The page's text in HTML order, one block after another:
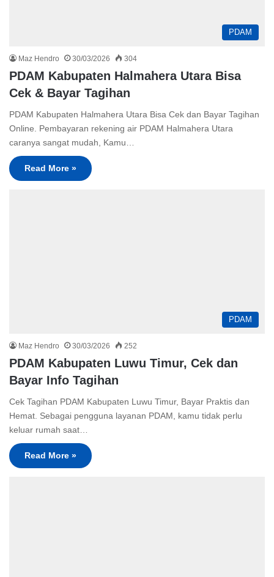
PDAM
Maz Hendro 30/03/2026 304
PDAM Kabupaten Halmahera Utara Bisa
Cek & Bayar Tagihan
PDAM Kabupaten Halmahera Utara Bisa Cek dan Bayar Tagihan
Online. Pembayaran rekening air PDAM Halmahera Utara
caranya sangat mudah, Kamu…
Read More »
PDAM
Maz Hendro 30/03/2026 252
PDAM Kabupaten Luwu Timur, Cek dan
Bayar Info Tagihan
Cek Tagihan PDAM Kabupaten Luwu Timur, Bayar Praktis dan
Hemat. Sebagai pengguna layanan PDAM, kamu tidak perlu
keluar rumah saat…
Read More »